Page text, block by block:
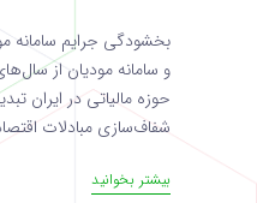
بخشودگی جرایم سامانه
و سامانه مودیان از
حوزه مالیاتی در ایران
شفاف‌سازی مبادلات
بیشتر بخوانید